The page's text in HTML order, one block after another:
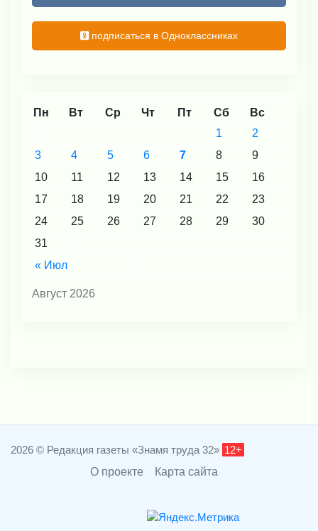
подписаться в Одноклассниках
Август 2026
Пн Вт Ср Чт Пт Сб Вс
« Июл
1
2
3
4 5 6 7 8
9
10
11 12 13 14 15
16
17
18 19 20 21 22
23
24
25 26 27 28 29
30
31
2026 © Редакция газеты «Знамя труда 32» 12+
О проекте
Карта сайта